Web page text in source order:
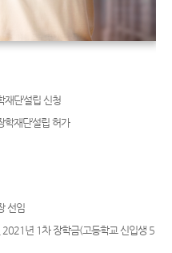
재단’설립 신청
학재단’설립 허가
선임
년 1차 장학금(고등학교 신입생 5